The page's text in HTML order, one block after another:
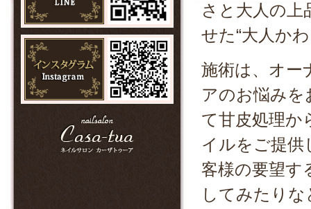
さと大人の上
せた“大人か
施術は、オー
アのお悩み
て甘皮処理か
イルをご提供
客様の要望す
してみたり
フットジェルキャンペーン☆
2025/03/31
価格改定のお知らせ
2025/02/01
15周年記念キャンペーン
2024/04/05
フット 確実ケアキャンペーン☆
フットジェルキャンペーン☆
2024/02/09